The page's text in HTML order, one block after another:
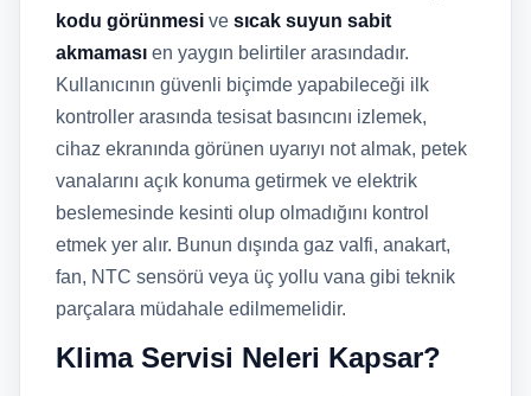
kodu görünmesi ve sıcak suyun sabit
akmaması en yaygın belirtiler arasındadır.
Kullanıcının güvenli biçimde yapabileceği ilk
kontroller arasında tesisat basıncını izlemek,
cihaz ekranında görünen uyarıyı not almak, petek
vanalarını açık konuma getirmek ve elektrik
beslemesinde kesinti olup olmadığını kontrol
etmek yer alır. Bunun dışında gaz valfi, anakart,
fan, NTC sensörü veya üç yollu vana gibi teknik
parçalara müdahale edilmemelidir.
Klima Servisi Neleri Kapsar?